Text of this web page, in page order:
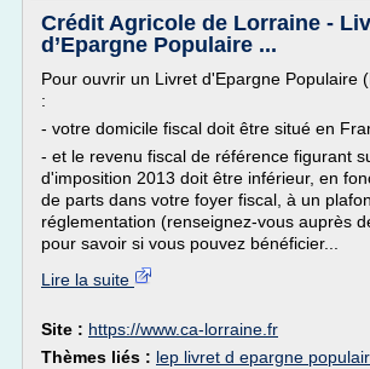
Crédit Agricole de Lorraine -
d’Epargne Populaire ...
Pour ouvrir un Livret d'Epargne Populaire
:
- votre domicile fiscal doit être situé en
- et le revenu fiscal de référence figurant
d'imposition 2013 doit être inférieur, en
de parts dans votre foyer fiscal, à un
réglementation (renseignez-vous auprès
pour savoir si vous pouvez bénéficier...
Lire la suite
Site : https://www.ca-lorraine.fr
Thèmes liés : lep livret d epargne